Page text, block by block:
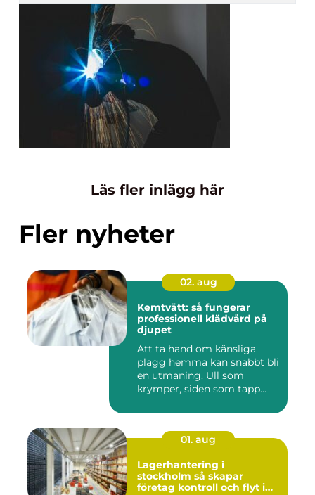
Läs fler inlägg här
Fler nyheter
02. aug
Kemtvätt: så fungerar
professionell klädvård på
djupet
Att ta hand om känsliga
plagg hemma kan snabbt bli
en utmaning. Ull som
krymper, siden som tapp...
01. aug
Lagerhantering i
stockholm så skapar
företag kontroll och flyt i